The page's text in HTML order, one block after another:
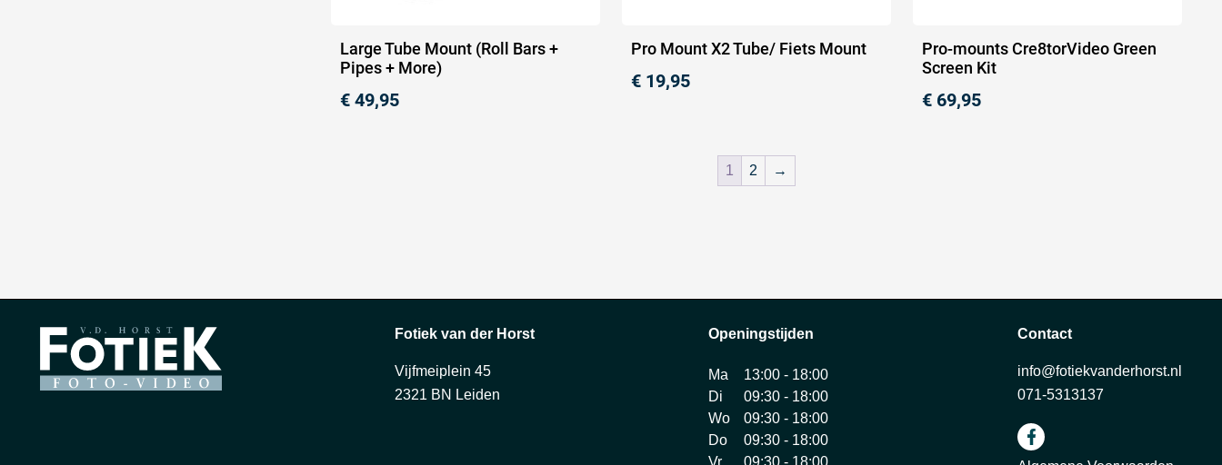
Large Tube Mount (Roll Bars +
Pipes + More)
€ 49,95
Pro Mount X2 Tube/ Fiets Mount
€19,95
Pro-mounts Cre8torVideo Green
Screen Kit
€69,95
1 2 →
Fotiek van der Horst
Vijfmeiplein 45
2321 BN Leiden
Openingstijden
Ma
13:00 - 18:00
Di
09:30 - 18:00
Wo
09:30 - 18:00
Do
09:30 - 18:00
Vr
09:30 - 18:00
Contact
info@fotiekvanderhorst.nl
071-5313137